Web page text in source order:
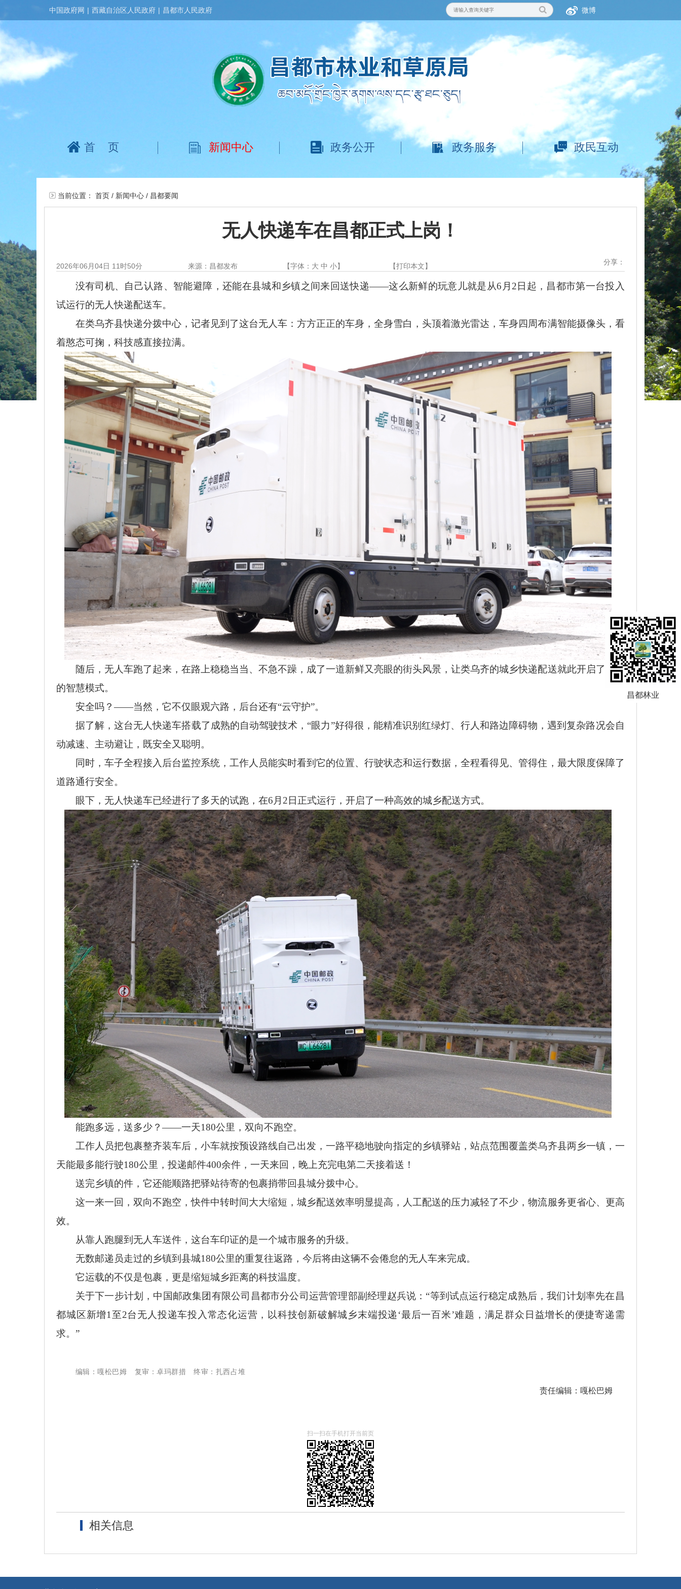
中国政府网 | 西藏自治区人民政府 | 昌都市人民政府 微博
首页 新闻中心 政务公开 政务服务 政民互动
当前位置： 首页 / 新闻中心 / 昌都要闻
无人快递车在昌都正式上岗！
2026年06月04日 11时50分 来源：昌都发布 【字体： 大 中 小】 【打印本文】 分享：
没有司机、自己认路、智能避障，还能在县城和乡镇之间来回送快递——这么新鲜的玩意儿就是从6月2日起，昌都市第一台投入
试运行的无人快递配送车。
在类乌齐县快递分拨中心，记者见到了这台无人车：方方正正的车身，全身雪白，头顶着激光雷达，车身四周布满智能摄像头，看
着憨态可掬，科技感直接拉满。
随后，无人车跑了起来，在路上稳稳当当、不急不躁，成了一道新鲜又亮眼的街头风景，让类乌齐的城乡快递配送就此开启了全新
的智慧模式。
安全吗？——当然，它不仅眼观六路，后台还有“云守护”。
据了解，这台无人快递车搭载了成熟的自动驾驶技术， “眼力”好得很，能精准识别红绿灯、行人和路边障碍物，遇到复杂路况会自
动减速、主动避让，既安全又聪明。
同时，车子全程接入后台监控系统，工作人员能实时看到它的位置、行驶状态和运行数据，全程看得见、管得住，最大限度保障了
道路通行安全。
眼下，无人快递车已经进行了多天的试跑，在6月2日正式运行，开启了一种高效的城乡配送方式。
能跑多远，送多少？——一天180公里，双向不跑空。
工作人员把包裹整齐装车后，小车就按预设路线自己出发，一路平稳地驶向指定的乡镇驿站，站点范围覆盖类乌齐县两乡一镇，一
天能最多能行驶180公里，投递邮件400余件，一天来回，晚上充完电第二天接着送！
送完乡镇的件，它还能顺路把驿站待寄的包裹捎带回县城分拨中心。
这一来一回，双向不跑空，快件中转时间大大缩短，城乡配送效率明显提高，人工配送的压力减轻了不少，物流服务更省心、更高
效。
从靠人跑腿到无人车送件，这台车印证的是一个城市服务的升级。
无数邮递员走过的乡镇到县城180公里的重复往返路，今后将由这辆不会倦怠的无人车来完成。
它运载的不仅是包裹，更是缩短城乡距离的科技温度。
关于下一步计划，中国邮政集团有限公司昌都市分公司运营管理部副经理赵兵说： “等到试点运行稳定成熟后，我们计划率先在昌
都城区新增1至2台无人投递车投入常态化运营，以科技创新破解城乡末端投递‘最后一百米’难题，满足群众日益增长的便捷寄递需
求。”
编辑：嘎松巴姆 复审：卓玛群措 终审：扎西占堆
责任编辑：嘎松巴姆
扫一扫在手机打开当前页
相关信息
昌都林业